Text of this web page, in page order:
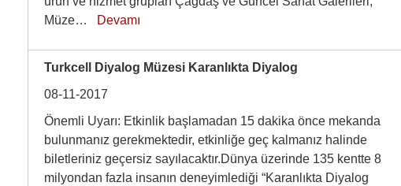
Müze…
Devamı
Turkcell Diyalog Müzesi Karanlıkta Diyalog
08-11-2017
Önemli Uyarı: Etkinlik başlamadan 15 dakika önce mekanda
bulunmanız gerekmektedir, etkinliğe geç kalmanız halinde
biletleriniz geçersiz sayılacaktır.Dünya üzerinde 135 kentte 8
milyondan fazla insanın deneyimlediği “Karanlıkta Diyalog